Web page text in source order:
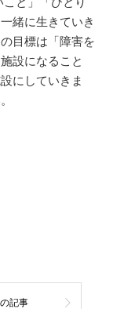
緒に生きていき
目標は「障害を
設になること
にしていきま
記事